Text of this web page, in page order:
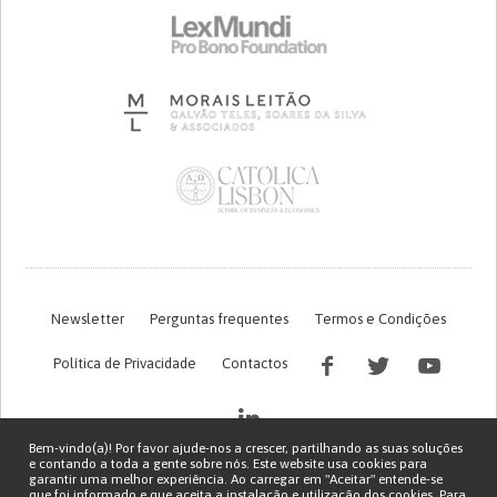
Newsletter Perguntas frequentes Termos e Condições
Política de Privacidade Contactos
Bem-vindo(a)! Por favor ajude-nos a crescer, partilhando as suas soluções
e contando a toda a gente sobre nós. Este website usa cookies para
garantir uma melhor experiência. Ao carregar em "Aceitar" entende-se